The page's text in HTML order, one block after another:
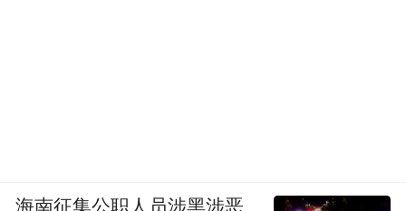
海南征集公职人员涉黑涉恶